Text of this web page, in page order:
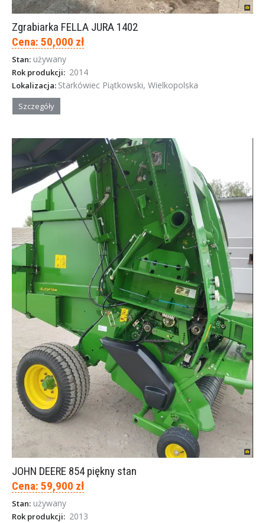
Zgrabiarka FELLA JURA 1402
Cena: 50,000 zł
Stan: używany
Rok produkcji: 2014
Lokalizacja: Starkówiec Piątkowski, Wielkopolska
Szczegóły
JOHN DEERE 854 piękny stan
Cena: 59,900 zł
Stan: używany
Rok produkcji: 2013